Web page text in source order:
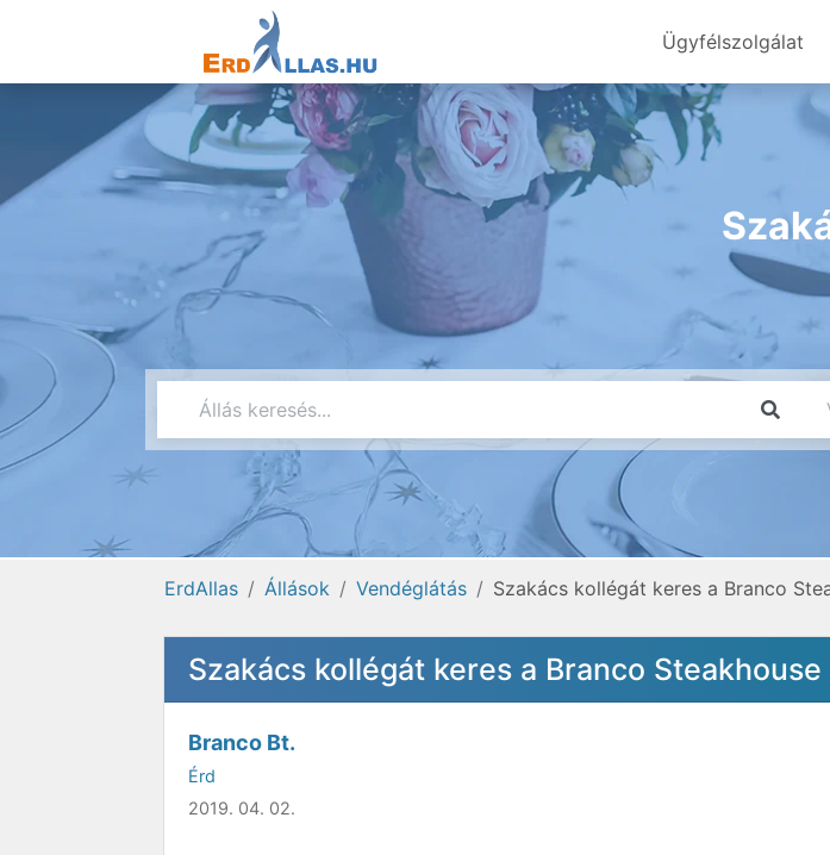
Ügyfélszolgálat
ErdAllas Állások Vendéglátás Szakács kollégát keres a Branco
Szakács kollégát keres a Branco Steakhouse
Branco Bt.
Érd
2019. 04. 02.